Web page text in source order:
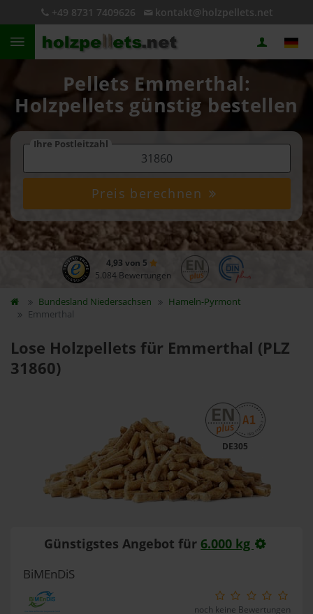
+49 8731 7409626 kontakt@holzpellets.net
Pellets Emmerthal:
Holzpellets günstig bestellen
Ihre Postleitzahl
Preis berechnen
4,93 von 5
5.084 Bewertungen
Bundesland Niedersachsen
Hameln-Pyrmont
Emmerthal
Lose Holzpellets für Emmerthal (PLZ
31860)
DE305
Günstigstes Angebot für 6.000 kg
BiMEnDiS
noch keine Bewertungen